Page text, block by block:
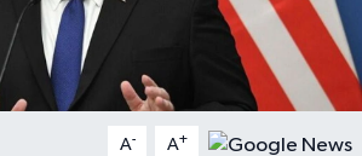
A- A+